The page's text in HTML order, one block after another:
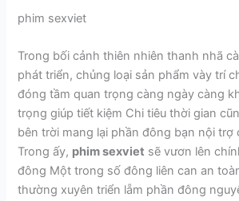
phim sexviet
Trong bối cảnh thiên nhiên thanh nhã
phát triển, chủng loại sản phẩm vày trí
đóng tầm quan trọng càng ngày càng
trọng giúp tiết kiệm Chi tiêu thời gian
bên trời mang lại phần đông bạn nội trợ
Trong ấy, phim sexviet sẽ vươn lên
đông Một trong số đông liên can an
thường xuyên triển lẵm phần đông